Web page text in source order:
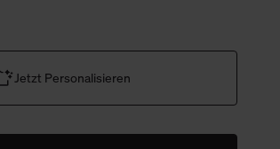
Jetzt Personalisieren